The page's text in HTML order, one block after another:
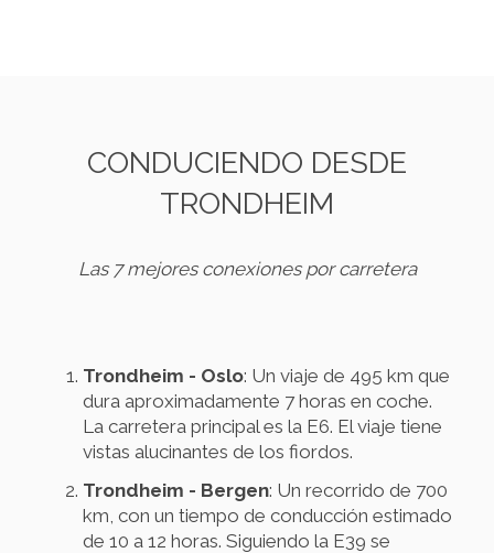
CONDUCIENDO DESDE
TRONDHEIM
Las 7 mejores conexiones por carretera
Trondheim - Oslo: Un viaje de 495 km que
dura aproximadamente 7 horas en coche.
La carretera principal es la E6. El viaje tiene
vistas alucinantes de los fiordos.
Trondheim - Bergen: Un recorrido de 700
km, con un tiempo de conducción estimado
de 10 a 12 horas. Siguiendo la E39 se